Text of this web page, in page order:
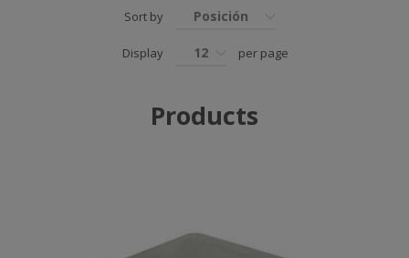
Sort by Posición
Display 12 per page
Products